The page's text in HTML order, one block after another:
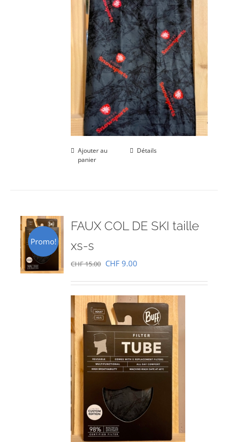
Ajouter au
panier
Détails
Promo!
FAUX COL DE SKI taille
xs-s
CHF15.00 Le
initial
était :
CHF 15.00.
CHF 9.00
actuel
est :
CHF 9.00.